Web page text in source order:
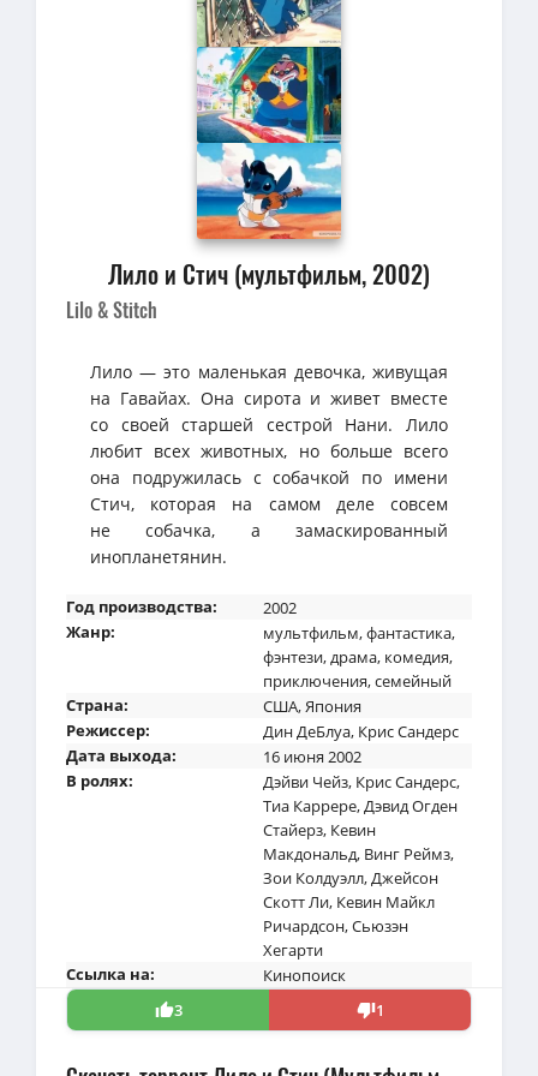
Лило и Стич (мультфильм, 2002)
Lilo & Stitch
Лило — это маленькая девочка, живущая
на Гавайах. Она сирота и живет вместе
со своей старшей сестрой Нани. Лило
любит всех животных, но больше всего
она подружилась с собачкой по имени
Стич, которая на самом деле совсем
не собачка, а замаскированный
инопланетянин.
Год производства:
2002
Жанр:
мультфильм,фантастика,
фэнтези,драма, комедия,
приключения,семейный
Страна:
США,Япония
Режиссер:
Дин ДеБлуа, Крис Сандерс
Дата выхода:
16 июня 2002
В ролях:
Дэйви Чейз, Крис Сандерс,
Тиа Каррере,Дэвид Огден
Стайерз, Кевин
Макдональд, Винг Реймз,
Зои Колдуэлл,Джейсон
Скотт Ли, Кевин Майкл
Ричардсон,Сьюзэн
Хегарти
Ссылка на:
Кинопоиск
3
1